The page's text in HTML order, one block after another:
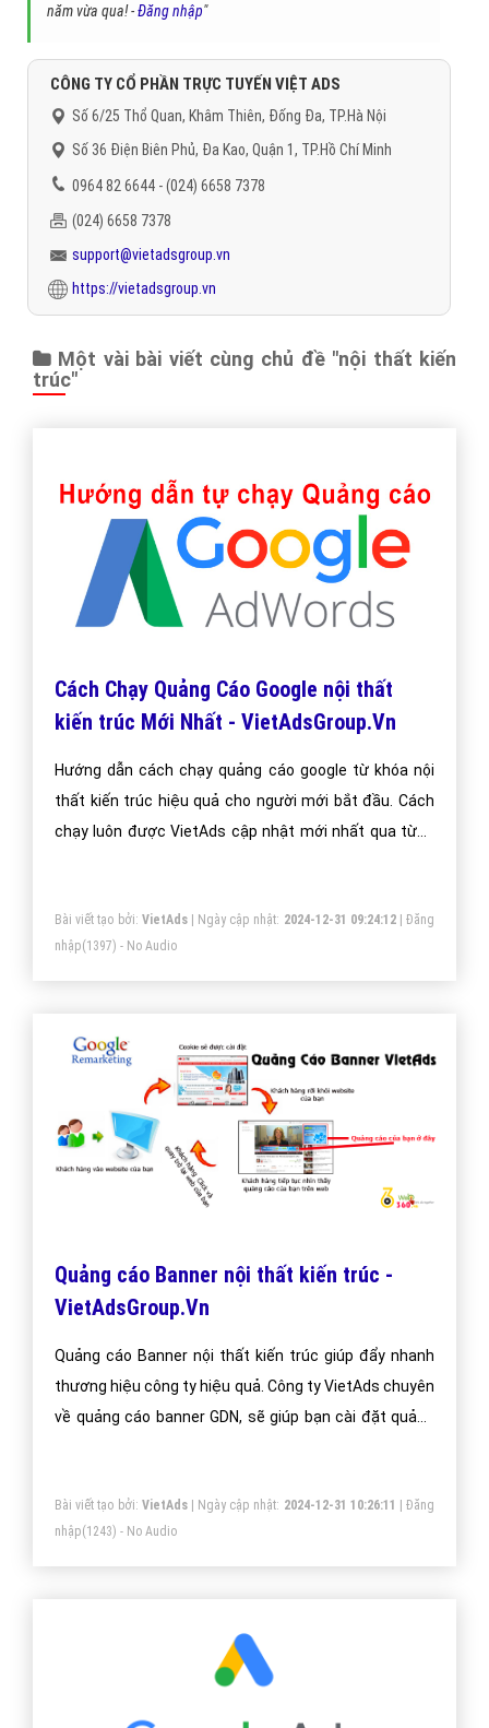
năm vừa qua! -Đăng nhập"
CÔNG TY CỔ PHẦN TRỰC TUYẾN VIỆT ADS
Số 6/25 Thổ Quan, Khâm Thiên, Đống Đa, TP.Hà Nội
Số 36 Điện Biên Phủ, Đa Kao, Quận 1, TP.Hồ Chí Minh
0964 82 6644 - (024) 6658 7378
(024) 6658 7378
support@vietadsgroup.vn
https://vietadsgroup.vn
Một vài bài viết cùng chủ đề "nội thất kiến
trúc"
Cách Chạy Quảng Cáo Google nội thất
kiến trúc Mới Nhất - VietAdsGroup.Vn
Hướng dẫn cách chạy quảng cáo google từ khóa nội
thất kiến trúc hiệu quả cho người mới bắt đầu. Cách
chạy luôn được VietAds cập nhật mới nhất qua từng
Bài viết tạo bởi: VietAds| Ngày cập nhật: 2024-12-31 09:24:12|Đăng
nhập(1397) - No Audio
Quảng cáo Banner nội thất kiến trúc -
VietAdsGroup.Vn
Quảng cáo Banner nội thất kiến trúc giúp đẩy nhanh
thương hiệu công ty hiệu quả. Công ty VietAds chuyên
về quảng cáo banner GDN, sẽ giúp bạn cài đặt quảng
Bài viết tạo bởi: VietAds| Ngày cập nhật: 2024-12-31 10:26:11 |Đăng
nhập(1243) - No Audio